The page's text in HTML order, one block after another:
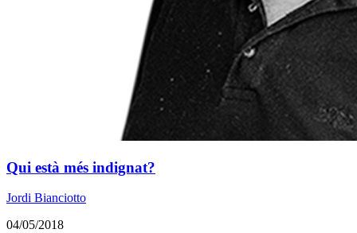
Qui està més indignat?
Jordi Bianciotto
04/05/2018